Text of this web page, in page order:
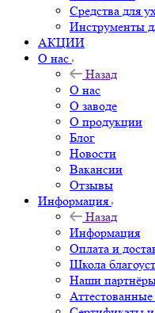
Средства для
Инструменты
АКЦИИ
О нас
Назад
О нас
О заводе
О продукции
Блог
Новости
Вакансии
Отзывы
Информация
Назад
Информация
Оплата и
Школа
Наши